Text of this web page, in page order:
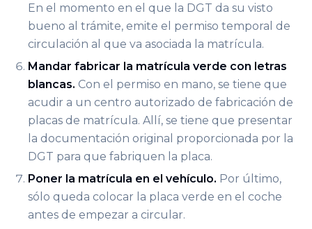
En el momento en el que la DGT da su visto
bueno al trámite, emite el permiso temporal de
circulación al que va asociada la matrícula.
Mandar fabricar la matrícula verde con letras
blancas. Con el permiso en mano, se tiene que
acudir a un centro autorizado de fabricación de
placas de matrícula. Allí, se tiene que presentar
la documentación original proporcionada por la
DGT para que fabriquen la placa.
Poner la matrícula en el vehículo. Por último,
sólo queda colocar la placa verde en el coche
antes de empezar a circular.